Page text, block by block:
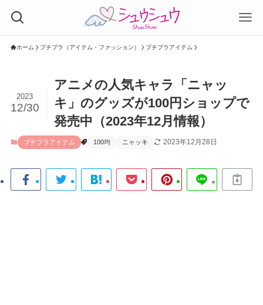
ホーム プチプラ（アイテム・ファッション） プチプラアイテム
アニメの人気キャラ「ニャッ
キ」のグッズが100円ショップで
発売中（2023年12月情報）
2023
12/30
プチプラアイテム 100均 ニャッキ 2023年12月28日